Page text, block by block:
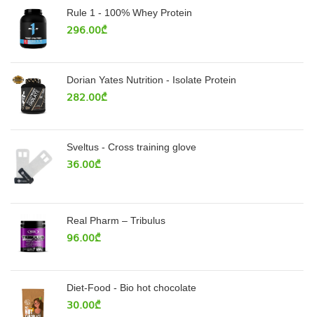
Rule 1 - 100% Whey Protein
296.00₾
Dorian Yates Nutrition - Isolate Protein
282.00₾
Sveltus - Cross training glove
36.00₾
Real Pharm – Tribulus
96.00₾
Diet-Food - Bio hot chocolate
30.00₾